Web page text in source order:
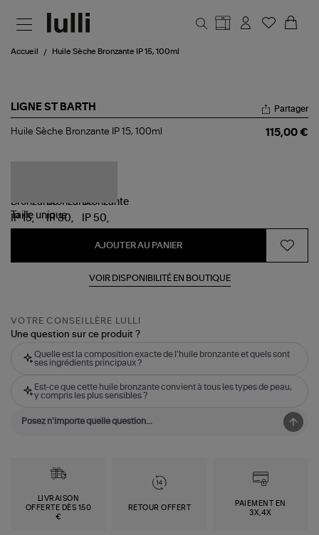
Accueil Huile Sèche Bronzante IP 15, 100ml
LIGNE ST BARTH
Huile
Partager
Huile Sèche Bronzante IP 15, 100ml 115,00 €
Taille unique
AJOUTER AU PANIER
VOIR DISPONIBILITÉ EN BOUTIQUE
VOTRE CONSEILLÈRE LULLI
Une question sur ce produit ?
Quelle est la composition exacte de l'huile bronzante et quels sont
ses ingrédients principaux ?
Est-ce que cette huile bronzante convient à tous les types de peau,
y compris les plus sensibles ?
LIVRAISON
OFFERTE DÈS 150
€
RETOUR OFFERT
PAIEMENT EN
3X,4X